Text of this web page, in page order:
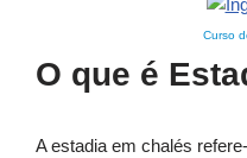
Curso
O que é
A estadia em chalés